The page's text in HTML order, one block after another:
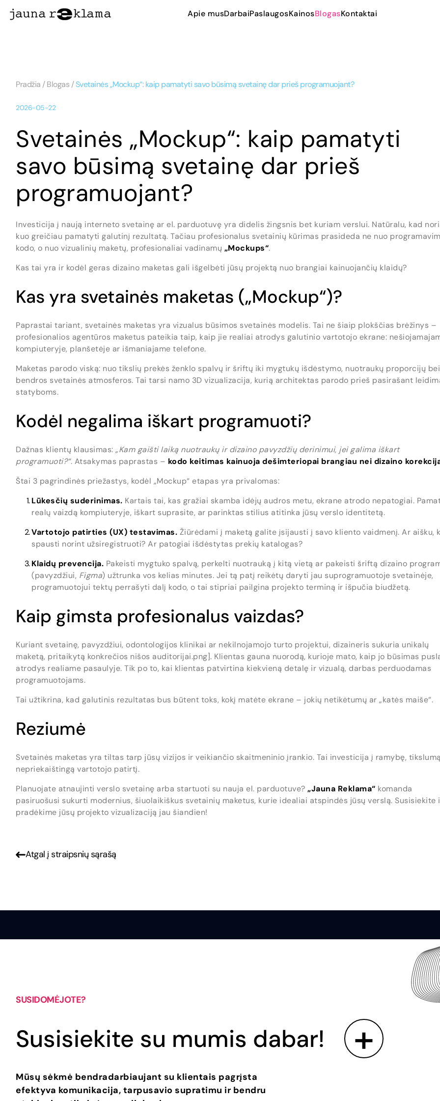
Apie musDarbaiPaslaugosKainosBlogasKontaktai
Pradžia /Blogas /Svetainės „Mockup“: kaip pamatyti savo būsimą svetainę dar prieš programuojant?
2026-05-22
Svetainės „Mockup“: kaip pamatyti
savo būsimą svetainę dar prieš
programuojant?
Investicija į naują interneto svetainę ar el. parduotuvę yra didelis žingsnis bet kuriam verslui. Natūralu, kad
kuo greičiau pamatyti galutinį rezultatą. Tačiau profesionalus svetainių kūrimas prasideda ne nuo
kodo, o nuo vizualinių maketų, profesionaliai vadinamų „Mockups“.
Kas tai yra ir kodėl geras dizaino maketas gali išgelbėti jūsų projektą nuo brangiai kainuojančių klaidų?
Kas yra svetainės maketas („Mockup“)?
Paprastai tariant, svetainės maketas yra vizualus būsimos svetainės modelis. Tai ne šiaip plokščias brėžinys –
profesionalios agentūros maketus pateikia taip, kaip jie realiai atrodys galutinio vartotojo ekrane:
kompiuteryje, planšetėje ar išmaniajame telefone.
Maketas parodo viską: nuo tikslių prekės ženklo spalvų ir šriftų iki mygtukų išdėstymo, nuotraukų proporcijų bei
bendros svetainės atmosferos. Tai tarsi namo 3D vizualizacija, kurią architektas parodo prieš pasirašant
statyboms.
Kodėl negalima iškart programuoti?
Dažnas klientų klausimas: „Kam gaišti laiką nuotraukų ir dizaino pavyzdžių derinimui, jei galima iškart
programuoti?“. Atsakymas paprastas – kodo keitimas kainuoja dešimteriopai brangiau nei dizaino
Štai 3 pagrindinės priežastys, kodėl „Mockup“ etapas yra privalomas:
Lūkesčių suderinimas. Kartais tai, kas gražiai skamba idėjų audros metu, ekrane atrodo nepatogiai.
realų vaizdą kompiuteryje, iškart suprasite, ar parinktas stilius atitinka jūsų verslo identitetą.
Vartotojo patirties (UX) testavimas. Žiūrėdami į maketą galite įsijausti į savo kliento vaidmenį. Ar aišku,
spausti norint užsiregistruoti? Ar patogiai išdėstytas prekių katalogas?
Klaidų prevencija. Pakeisti mygtuko spalvą, perkelti nuotrauką į kitą vietą ar pakeisti šriftą dizaino
(pavyzdžiui, Figma) užtrunka vos kelias minutes. Jei tą patį reikėtų daryti jau suprogramuotoje svetainėje,
programuotojui tektų perrašyti dalį kodo, o tai stipriai pailgina projekto terminą ir išpučia biudžetą.
Kaip gimsta profesionalus vaizdas?
Kuriant svetainę, pavyzdžiui, odontologijos klinikai ar nekilnojamojo turto projektui, dizaineris sukuria unikalų
maketą, pritaikytą konkrečios nišos auditorijai.png]. Klientas gauna nuorodą, kurioje mato, kaip jo būsimas
atrodys realiame pasaulyje. Tik po to, kai klientas patvirtina kiekvieną detalę ir vizualą, darbas perduodamas
programuotojams.
Tai užtikrina, kad galutinis rezultatas bus būtent toks, kokį matėte ekrane – jokių netikėtumų ar „katės maiše“.
Reziumė
Svetainės maketas yra tiltas tarp jūsų vizijos ir veikiančio skaitmeninio įrankio. Tai investicija į ramybę,
nepriekaištingą vartotojo patirtį.
Planuojate atnaujinti verslo svetainę arba startuoti su nauja el. parduotuve? „Jauna Reklama“ komanda
pasiruošusi sukurti modernius, šiuolaikiškus svetainių maketus, kurie idealiai atspindės jūsų verslą. Susisiekite
pradėkime jūsų projekto vizualizaciją jau šiandien!
Atgal į straipsnių sąrašą
SUSIDOMĖJOTE?
Susisiekite su mumis dabar! +
Mūsų sėkmė bendradarbiaujant su klientais pagrįsta
efektyva komunikacija, tarpusavio supratimu ir bendru